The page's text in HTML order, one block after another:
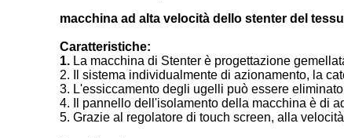
macchina ad alta velocità dello stenter del
Caratteristiche:
1. La macchina di Stenter è progettazione
2. Il sistema individualmente di azionamento, la
3. L'essiccamento degli ugelli può essere
4. Il pannello dell'isolamento della macchina è di
5. Grazie al regolatore di touch screen, alla